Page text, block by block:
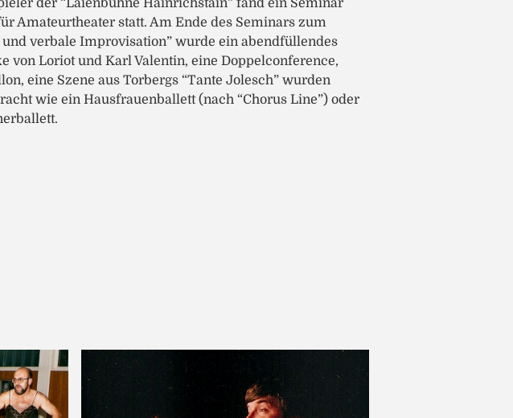
der “Laienbühne Hainrichstain” fand ein Seminar
Amateurtheater statt. Am Ende des Seminars zum
und verbale Improvisation” wurde ein abendfüllendes
von Loriot und Karl Valentin, eine Doppelconference,
eine Szene aus Torbergs “Tante Jolesch” wurden
wie ein Hausfrauenballett (nach “Chorus Line”) oder